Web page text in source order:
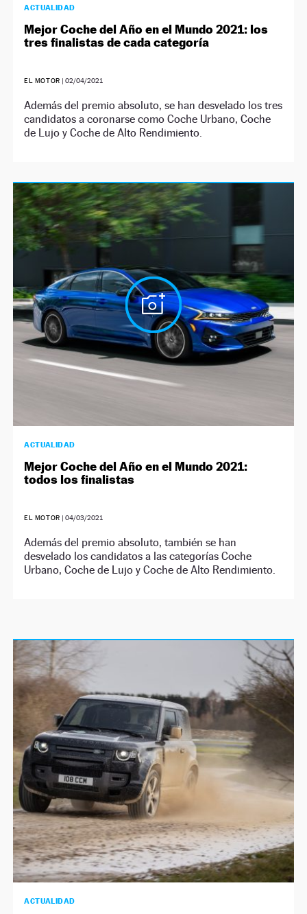
ACTUALIDAD
Mejor Coche del Año en el Mundo 2021: los
tres finalistas de cada categoría
EL MOTOR | 02/04/2021
Además del premio absoluto, se han desvelado los tres
candidatos a coronarse como Coche Urbano, Coche
de Lujo y Coche de Alto Rendimiento.
ACTUALIDAD
Mejor Coche del Año en el Mundo 2021:
todos los finalistas
EL MOTOR | 04/03/2021
Además del premio absoluto, también se han
desvelado los candidatos a las categorías Coche
Urbano, Coche de Lujo y Coche de Alto Rendimiento.
ACTUALIDAD